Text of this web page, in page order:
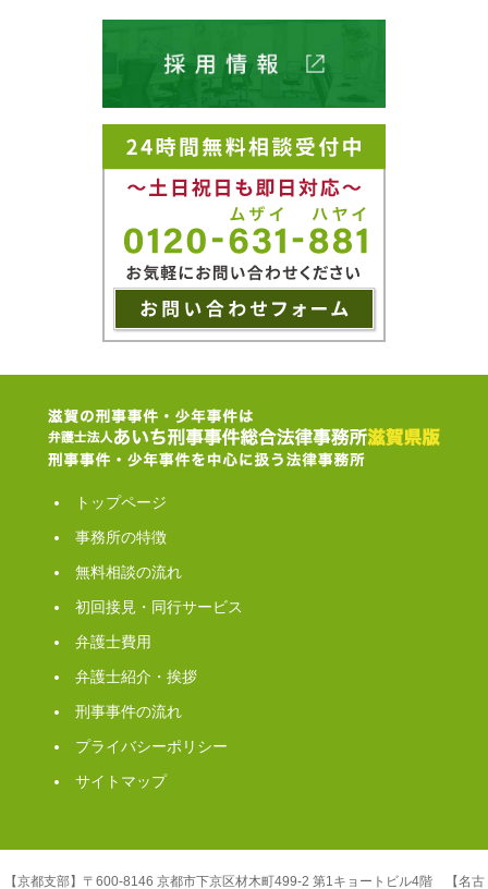
トップページ
事務所の特徴
無料相談の流れ
初回接見・同行サービス
弁護士費用
弁護士紹介・挨拶
刑事事件の流れ
プライバシーポリシー
サイトマップ
【京都支部】〒600-8146 京都市下京区材木町499-2 第1キョートビル4階 【名古